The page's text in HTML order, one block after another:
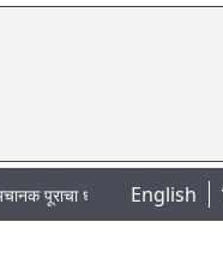
खडकवासला धरणातून मुठानदी
English